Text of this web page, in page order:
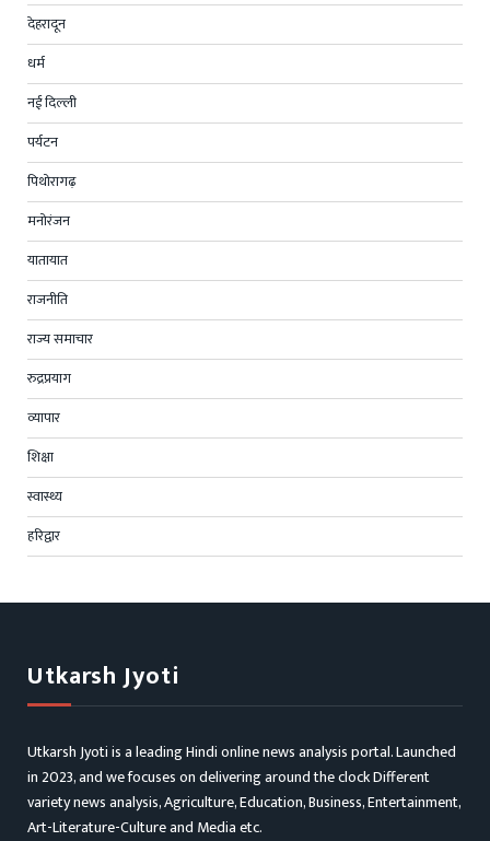
देहरादून
धर्म
नई दिल्ली
पर्यटन
पिथोरागढ़
मनोरंजन
यातायात
राजनीति
राज्य समाचार
रुद्रप्रयाग
व्यापार
शिक्षा
स्वास्थ्य
हरिद्वार
Utkarsh Jyoti
Utkarsh Jyoti is a leading Hindi online news analysis portal. Launched
in 2023, and we focuses on delivering around the clock Different
variety news analysis, Agriculture, Education, Business, Entertainment,
Art-Literature-Culture and Media etc.